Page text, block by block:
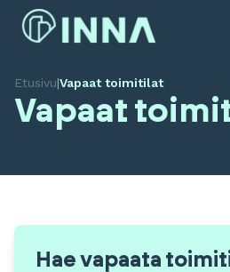
Etusivu|Vapaat toimitilat
Vapaat
Hae vapaata